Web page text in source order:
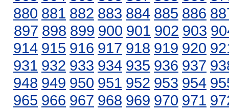
880 881 882 883 884 885 886
897 898 899 900 901 902 903
914 915 916 917 918 919 920
931 932 933 934 935 936 937
948 949 950 951 952 953 954
965 966 967 968 969 970 971